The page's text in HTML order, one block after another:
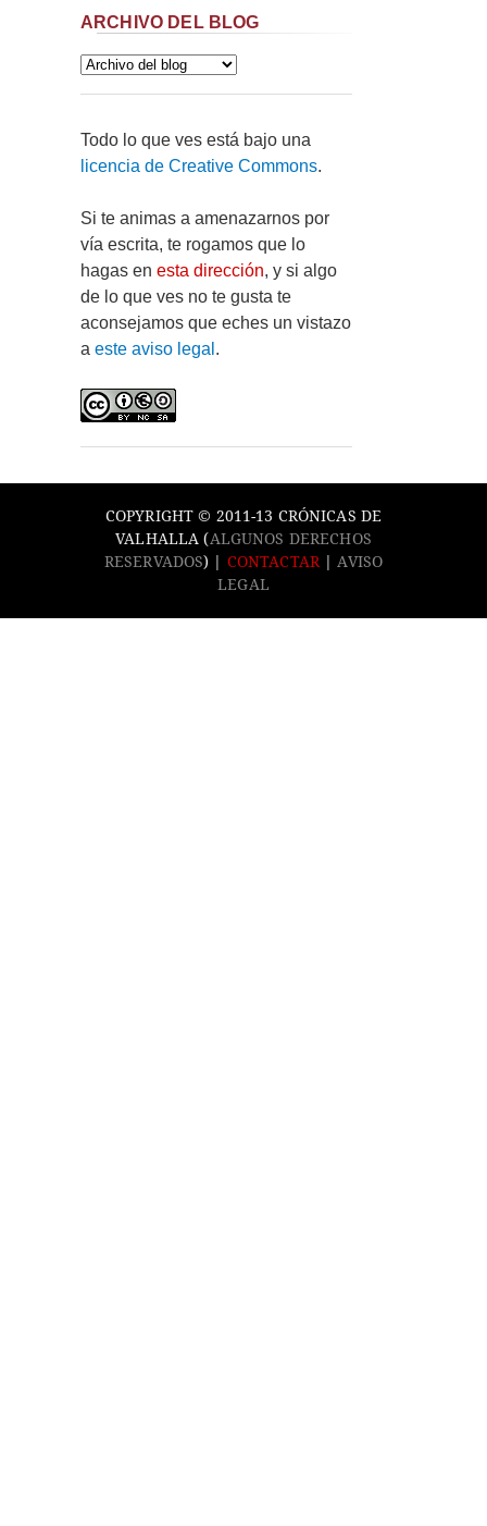
ARCHIVO DEL BLOG
Todo lo que ves está bajo una
licencia de Creative Commons.
Si te animas a amenazarnos por
vía escrita, te rogamos que lo
hagas en esta dirección, y si algo
de lo que ves no te gusta te
aconsejamos que eches un vistazo
a este aviso legal .
COPYRIGHT © 2011-13 CRÓNICAS DE
VALHALLA (ALGUNOS DERECHOS
RESERVADOS) | CONTACTAR
AVISO
LEGAL